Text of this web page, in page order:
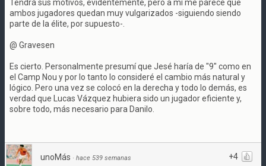
Tendrá sus motivos, evidentemente, pero a mí me parece que
ambos jugadores quedan muy vulgarizados -siguiendo siendo
parte de la élite, por supuesto-.
@ Gravesen
Es cierto. Personalmente presumí que Jesé haría de "9" como en
el Camp Nou y por lo tanto lo consideré el cambio más natural y
lógico. Pero una vez se colocó en la derecha y todo lo demás, es
verdad que Lucas Vázquez hubiera sido un jugador eficiente y,
sobre todo, más necesario para Danilo.
+4
unoMás · hace 539 semanas